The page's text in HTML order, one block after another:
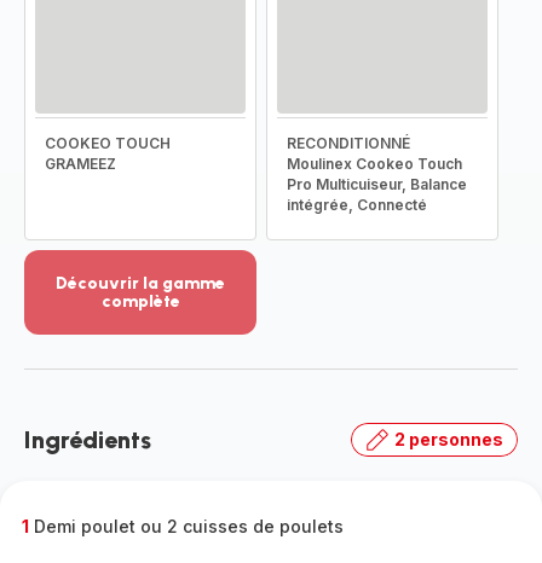
COOKEO TOUCH
GRAMEEZ
RECONDITIONNÉ
Moulinex Cookeo Touch
Pro Multicuiseur, Balance
intégrée, Connecté
Découvrir la gamme
complète
-
gamme
Ingrédients 2 personnes
1 Demi poulet ou 2 cuisses de poulets